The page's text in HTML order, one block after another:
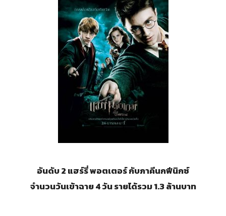
อันดับ 2 แฮร์รี่ พอตเตอร์ กับภาคีนกฟีนิกซ์
จำนวนวันเข้าฉาย 4 วัน รายได้รวม 1.3 ล้านบาท